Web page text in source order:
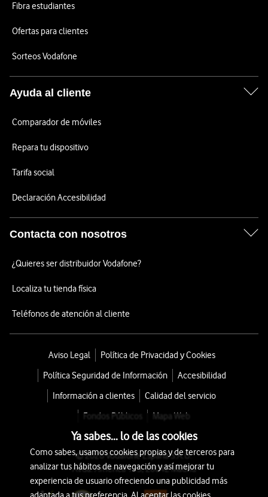
Fibra estudiantes
Ofertas para clientes
Sorteos Vodafone
Ayuda al cliente
Comparador de móviles
Repara tu dispositivo
Tarifa social
Declaración Accesibilidad
Contacta con nosotros
¿Quieres ser distribuidor Vodafone?
Localiza tu tienda física
Teléfonos de atención al cliente
Aviso Legal
Política de Privacidad y Cookies
Política Seguridad de Información
Accesibilidad
Información a clientes
Calidad del servicio
Fondos Públicos
Mapa Web
© 2026 Vodafone España S.A.U.
Avda. América 115, 28042 Madrid
Ya sabes... lo de las cookies
Como sabes, usamos cookies propias y de terceros para
analizar tus hábitos de navegación y así mejorar tu
experiencia de usuario ofreciendo una publicidad más